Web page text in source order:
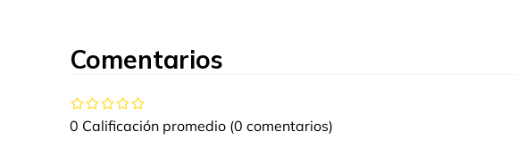
Comentarios
0 Calificación promedio (0 comentarios)